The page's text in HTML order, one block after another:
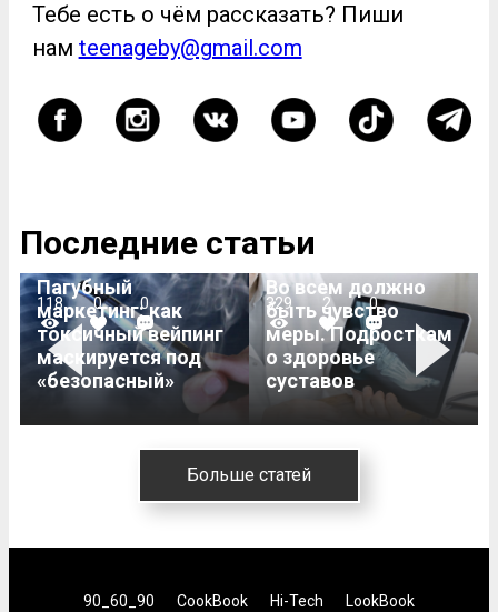
Тебе есть о чём рассказать? Пиши
нам teenageby@gmail.com
Последние статьи
Previous
118 0 0
Пагубный
маркетинг: как
токсичный вейпинг
маскируется под
«безопасный»
329 2 0
Во всем должно
быть чувство
меры. Подросткам
о здоровье
суставов
Next
Больше статей
90_60_90 CookBook Hi-Tech LookBook